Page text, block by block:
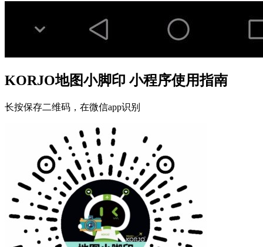
KORJO地图小脚印 小程序使用指南
长按保存二维码，在微信app识别